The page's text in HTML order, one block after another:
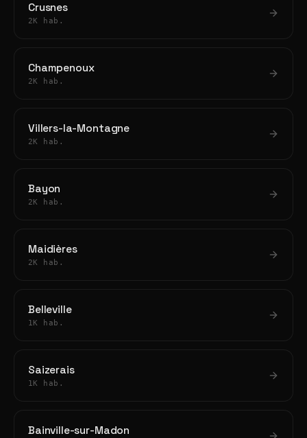
Crusnes
2K hab.
Champenoux
2K hab.
Villers-la-Montagne
2K hab.
Bayon
2K hab.
Maidières
2K hab.
Belleville
1K hab.
Saizerais
1K hab.
Bainville-sur-Madon